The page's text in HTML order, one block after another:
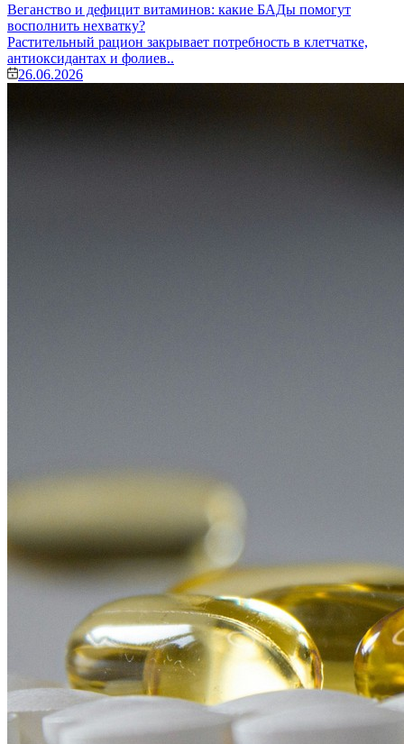
Веганство и дефицит витаминов: какие БАДы помогут
восполнить нехватку?
Растительный рацион закрывает потребность в клетчатке,
антиоксидантах и фолиев..
26.06.2026